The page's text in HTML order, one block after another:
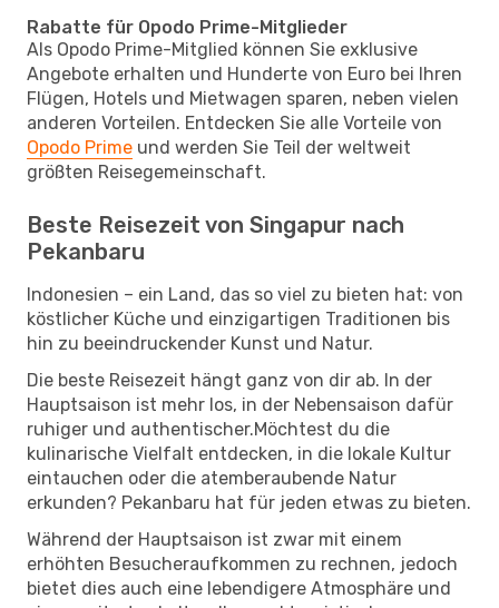
Rabatte für Opodo Prime-Mitglieder
Als Opodo Prime-Mitglied können Sie exklusive
Angebote erhalten und Hunderte von Euro bei Ihren
Flügen, Hotels und Mietwagen sparen, neben vielen
anderen Vorteilen. Entdecken Sie alle Vorteile von
Opodo Prime und werden Sie Teil der weltweit
größten Reisegemeinschaft.
Beste Reisezeit von Singapur nach
Pekanbaru
Indonesien – ein Land, das so viel zu bieten hat: von
köstlicher Küche und einzigartigen Traditionen bis
hin zu beeindruckender Kunst und Natur.
Die beste Reisezeit hängt ganz von dir ab. In der
Hauptsaison ist mehr los, in der Nebensaison dafür
ruhiger und authentischer.Möchtest du die
kulinarische Vielfalt entdecken, in die lokale Kultur
eintauchen oder die atemberaubende Natur
erkunden? Pekanbaru hat für jeden etwas zu bieten.
Während der Hauptsaison ist zwar mit einem
erhöhten Besucheraufkommen zu rechnen, jedoch
bietet dies auch eine lebendigere Atmosphäre und